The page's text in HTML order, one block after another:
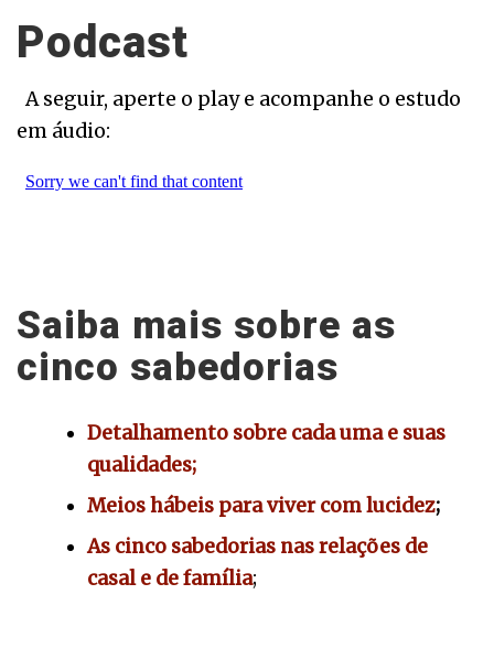
Podcast
A seguir, aperte o play e acompanhe o estudo
em áudio:
Saiba mais sobre as
cinco sabedorias
Detalhamento sobre cada uma e suas
qualidades;
Meios hábeis para viver com lucidez;
As cinco sabedorias nas relações de
casal e de família;